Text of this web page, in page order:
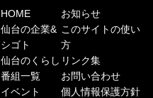
HOME
仙台の企業&
シゴト
仙台のくらし
番組一覧
イベント
お知らせ
このサイトの使い
方
リンク集
お問い合わせ
個人情報保護方針